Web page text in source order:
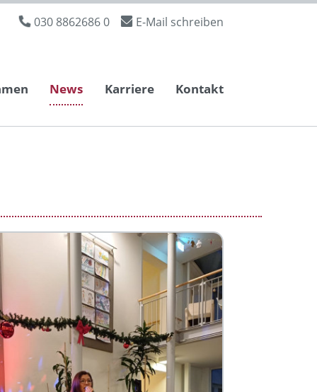
030 8862686 0 E-Mail schreiben
News Karriere Kontakt